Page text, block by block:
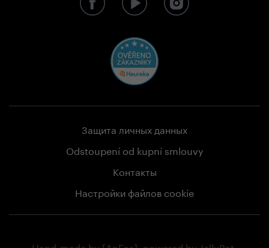
Защита личных данных
Odstoupení od kupní smlouvy
Контакты
Настройки файлов cookie